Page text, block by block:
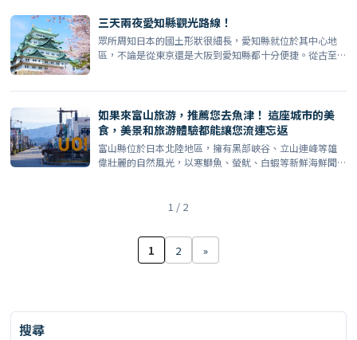
三天兩夜愛知縣觀光路線！
眾所周知日本的國土形狀很細長，愛知縣就位於其中心地
區，不論是從東京還是大阪到愛知縣都十分便捷。從古至
如果來富山旅游，推薦您去魚津！ 這座城市的美
食，美景和旅游體驗都能讓您流連忘返
富山縣位於日本北陸地區，擁有黑部峽谷、立山連峰等雄
偉壯麗的自然風光，以寒鰤魚、螢魷、白蝦等新鮮海鮮聞
1 / 2
1 2 »
搜尋